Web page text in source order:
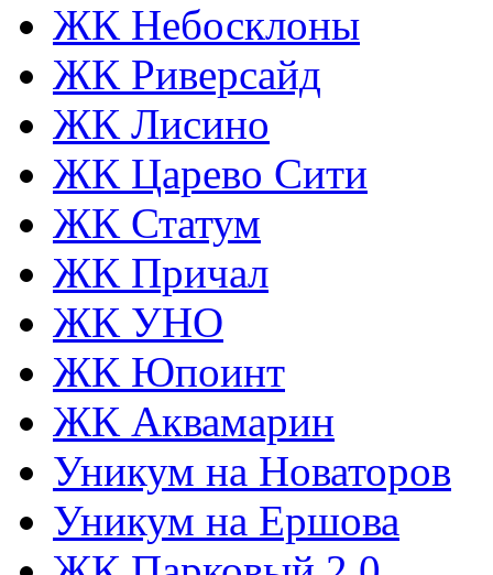
ЖК Небосклоны
ЖК Риверсайд
ЖК Лисино
ЖК Царево Сити
ЖК Статум
ЖК Причал
ЖК УНО
ЖК Юпоинт
ЖК Аквамарин
Уникум на Новаторов
Уникум на Ершова